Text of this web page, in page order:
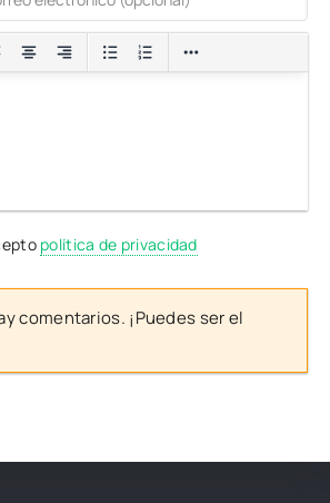
política de privacidad
comentarios. ¡Puedes ser el